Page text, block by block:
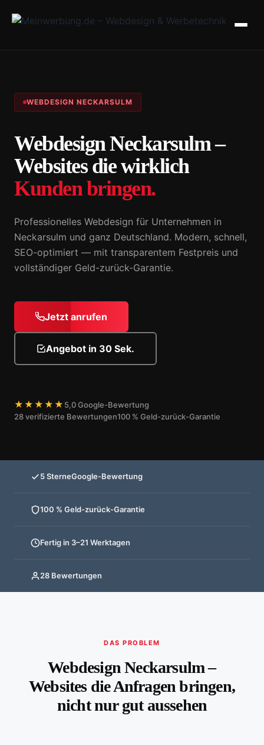
WEBDESIGN NECKARSULM
Webdesign Neckarsulm –
Websites die wirklich
Kunden bringen.
Professionelles Webdesign für Unternehmen in
Neckarsulm und ganz Deutschland. Modern, schnell,
SEO-optimiert — mit transparentem Festpreis und
vollständiger Geld-zurück-Garantie.
Jetzt anrufen
Angebot in 30 Sek.
★★★★★ 5,0 Google-Bewertung
28 verifizierte Bewertungen100 % Geld-zurück-Garantie
5 SterneGoogle-Bewertung
100 % Geld-zurück-Garantie
Fertig in 3–21 Werktagen
28 Bewertungen
DAS PROBLEM
Webdesign Neckarsulm –
Websites die Anfragen bringen,
nicht nur gut aussehen